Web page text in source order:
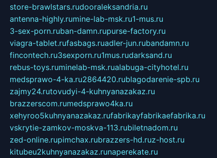
store-brawlstars.rudooraleksandria.ru
antenna-highly.rumine-lab-msk.ru1-mus.ru
3-sex-porn.ruban-damn.rupurse-factory.ru
viagra-tablet.rufasbags.ruadler-jun.rubandamn.ru
fincontech.ru3sexporn.ru1mus.rudarksand.ru
rebus-toys.ruminelab-msk.rualabuga-cityhotel.ru
medsprawo-4-ka.ru2864420.rublagodarenie-spb.ru
zajmy24.rutovudyi-4-kuhnyanazakaz.ru
brazzerscom.rumedsprawo4ka.ru
xehyroo5kuhnyanazakaz.rufabrikayfabrikaefabrika.ru
vskrytie-zamkov-moskva-113.rubiletnadom.ru
zed-online.rupimchax.rubrazzers-hd.ruz-host.ru
kitubeu2kuhnyanazakaz.runaperekate.ru